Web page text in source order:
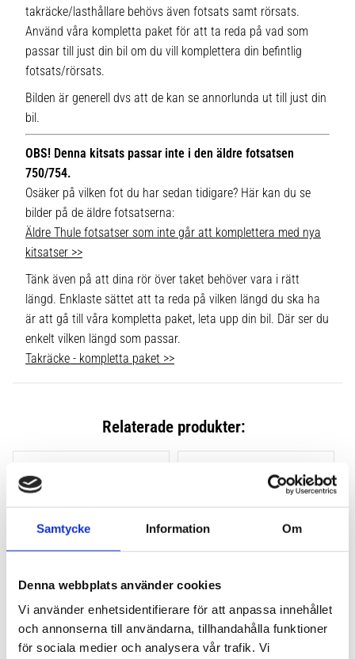
Samtycke Information Om
Denna webbplats använder cookies
Vi använder enhetsidentifierare för att anpassa innehållet
och annonserna till användarna, tillhandahålla funktioner
för sociala medier och analysera vår trafik. Vi
takräcke/lasthållare behövs även fotsats samt rörsats.
Använd våra kompletta paket för att ta reda på vad som
passar till just din bil om du vill komplettera din befintlig
fotsats/rörsats.
Bilden är generell dvs att de kan se annorlunda ut till just din
bil.
OBS! Denna kitsats passar inte i den äldre fotsatsen
750/754.
Osäker på vilken fot du har sedan tidigare? Här kan du se
bilder på de äldre fotsatserna:
Äldre Thule fotsatser som inte går att komplettera med nya
kitsatser >>
Tänk även på att dina rör över taket behöver vara i rätt
längd. Enklaste sättet att ta reda på vilken längd du ska ha
är att gå till våra kompletta paket, leta upp din bil. Där ser du
enkelt vilken längd som passar.
Takräcke - kompletta paket >>
Relaterade produkter:
THULE CLAMP EVO 4-
PACK 710500
THULE CLAMP EDGE 4-
PACK 720500
Lägg